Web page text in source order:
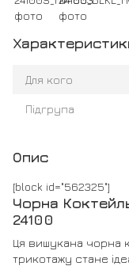
Для кого
Підгрупа
Опис
[block id="562325"]
Чорна
24100
Ця вишукана чорна
трикотажу стане